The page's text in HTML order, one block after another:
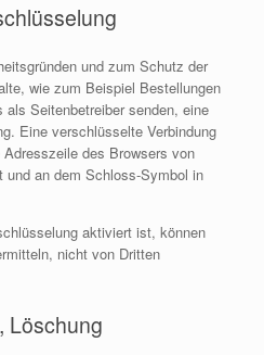
und zum Schutz der
wie zum Beispiel Bestellungen
Seitenbetreiber senden, eine
Eine verschlüsselte Verbindung
des Browsers von
und an dem Schloss-Symbol in
aktiviert ist, können
nicht von Dritten
Löschung